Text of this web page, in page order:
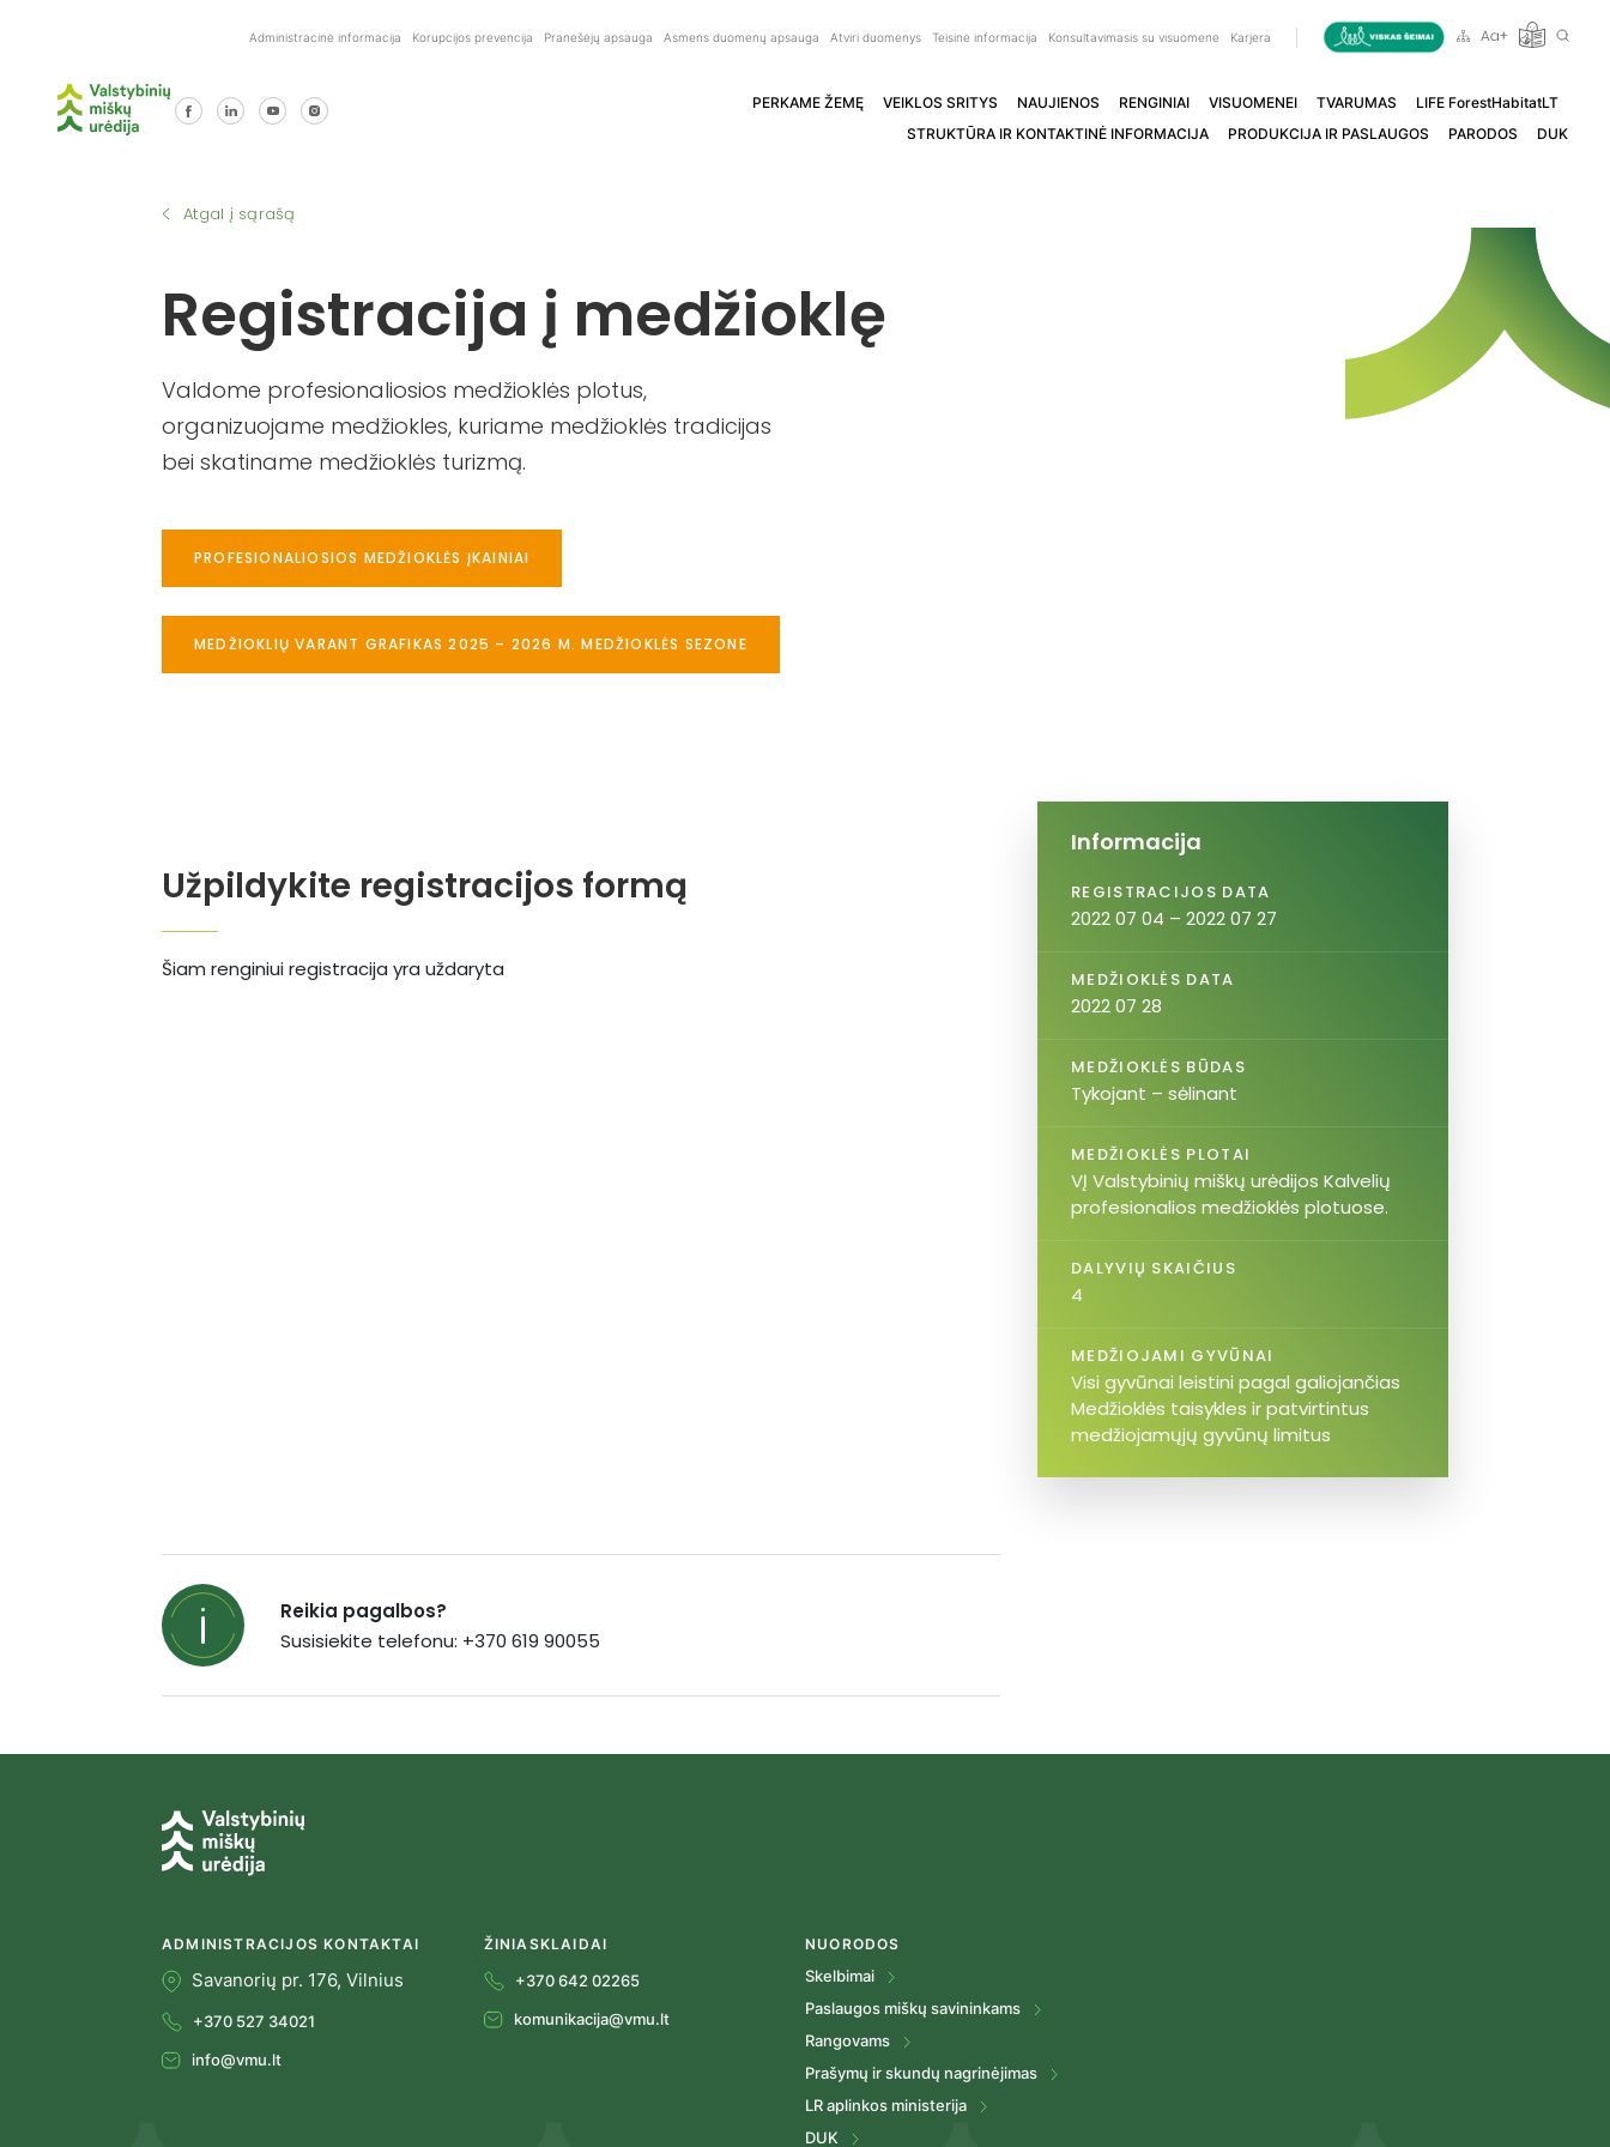
Administracinė informacija Korupcijos prevencija Pranešėjų apsauga Asmens duomenų apsauga Atviri duomenys Teisinė informacija Konsultavimasis su visuomene Karjera
PERKAME ŽEMĘ VEIKLOS SRITYS NAUJIENOS RENGINIAI VISUOMENEI TVARUMAS
LIFE ForestHabitatLT
STRUKTŪRA IR KONTAKTINĖ INFORMACIJA
PRODUKCIJA IR PASLAUGOS PARODOS DUK
Atgal į sąrašą
Registracija į medžioklę
Valdome profesionaliosios medžioklės plotus,
organizuojame medžiokles, kuriame medžioklės tradicijas
bei skatiname medžioklės turizmą.
PROFESIONALIOSIOS MEDŽIOKLĖS ĮKAINIAI
MEDŽIOKLIŲ VARANT GRAFIKAS 2025 – 2026 M. MEDŽIOKLĖS SEZONE
Užpildykite registracijos formą
Šiam renginiui registracija yra uždaryta
Informacija
REGISTRACIJOS DATA
2022 07 04 – 2022 07 27
MEDŽIOKLĖS DATA
2022 07 28
MEDŽIOKLĖS BŪDAS
Tykojant – sėlinant
MEDŽIOKLĖS PLOTAI
VĮ Valstybinių miškų urėdijos Kalvelių
profesionalios medžioklės plotuose.
DALYVIŲ SKAIČIUS
4
MEDŽIOJAMI GYVŪNAI
Visi gyvūnai leistini pagal galiojančias
Medžioklės taisykles ir patvirtintus
medžiojamųjų gyvūnų limitus
Reikia pagalbos?
Susisiekite telefonu: +370 619 90055
ADMINISTRACIJOS KONTAKTAI
Savanorių pr. 176, Vilnius
+370 527 34021
info@vmu.lt
ŽINIASKLAIDAI
+370 642 02265
komunikacija@vmu.lt
NUORODOS
Skelbimai
Paslaugos miškų savininkams
Rangovams
Prašymų ir skundų nagrinėjimas
LR aplinkos ministerija
DUK